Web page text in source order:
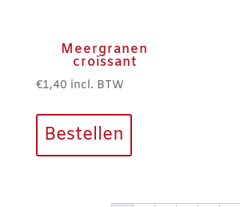
Meergranen
croissant
€1,40 incl. BTW
Bestellen